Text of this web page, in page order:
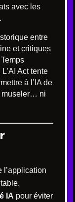
avec les
entre
et critiques
Act tente
à l’IA de
museler… ni
l’application
IA pour éviter